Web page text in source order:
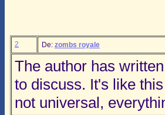
2 De: zombs royale
The author has
to discuss. It's like
not universal,